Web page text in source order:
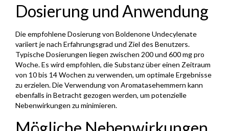
Dosierung und Anwendung
Die empfohlene Dosierung von Boldenone Undecylenate
variiert je nach Erfahrungsgrad und Ziel des Benutzers.
Typische Dosierungen liegen zwischen 200 und 600 mg pro
Woche. Es wird empfohlen, die Substanz über einen Zeitraum
von 10 bis 14 Wochen zu verwenden, um optimale Ergebnisse
zu erzielen. Die Verwendung von Aromatasehemmern kann
ebenfalls in Betracht gezogen werden, um potenzielle
Nebenwirkungen zu minimieren.